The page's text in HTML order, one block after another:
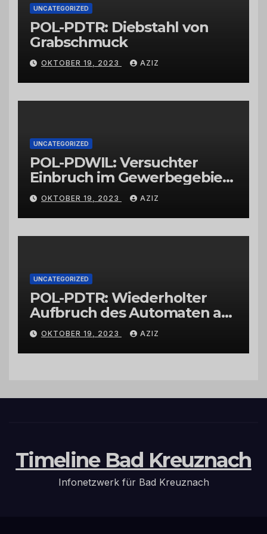
UNCATEGORIZED
POL-PDTR: Diebstahl von
Grabschmuck
OKTOBER 19, 2023 AZIZ
UNCATEGORIZED
POL-PDWIL: Versuchter
Einbruch im Gewerbegebiet
Wittlich
OKTOBER 19, 2023 AZIZ
UNCATEGORIZED
POL-PDTR: Wiederholter
Aufbruch des Automaten am
Wohnmobilstellplatz in
Hermeskeil am Labachweg
OKTOBER 19, 2023 AZIZ
Timeline Bad Kreuznach
Infonetzwerk für Bad Kreuznach